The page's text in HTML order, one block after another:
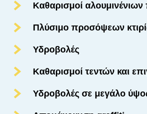
Καθαρισμοί αλουμινένιων
Πλύσιμο προσόψεων
Υδροβολές
Καθαρισμοί τεντών και
Υδροβολές σε μεγάλο